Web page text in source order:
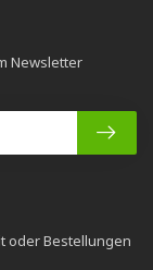
oder Bestellungen
Newsletter